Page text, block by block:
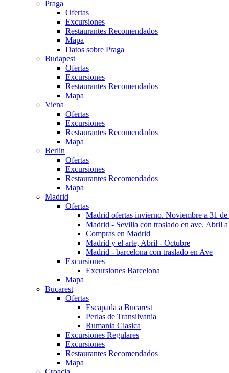
Praga
Ofertas
Excursiones
Restaurantes Recomendados
Mapa
Datos sobre Praga
Budapest
Ofertas
Excursiones
Restaurantes Recomendados
Mapa
Viena
Ofertas
Excursiones
Restaurantes Recomendados
Mapa
Berlin
Ofertas
Excursiones
Restaurantes Recomendados
Mapa
Madrid
Ofertas
Madrid ofertas invierno. Noviembre a 31 de
Madrid - Sevilla con traslado en ave. Abril
Compras en Madrid
Madrid y el arte, Abril - Octubre
Madrid - barcelona con traslado en Ave
Excursiones
Excursiones Barcelona
Mapa
Bucarest
Ofertas
Escapada a Bucarest
Perlas de Transilvania
Rumania Clasica
Excursiones Regulares
Excursiones
Restaurantes Recomendados
Mapa